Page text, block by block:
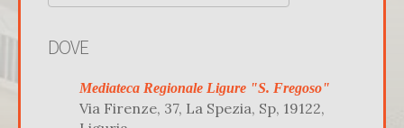
DOVE
Mediateca Regionale Ligure "S. Fregoso"
Via Firenze, 37, La Spezia, Sp, 19122,